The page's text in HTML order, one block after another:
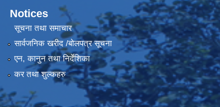
Notices
सूचना तथा समाचार
सार्वजनिक खरीद /बोलपत्र सूचना
एन, कानुन तथा निर्देशिका
कर तथा शुल्कहरु